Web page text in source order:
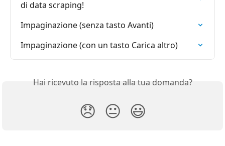
di data scraping!
Impaginazione (senza tasto Avanti)
Impaginazione (con un tasto Carica altro)
Hai ricevuto la risposta alla tua domanda?
😞 😐 😃